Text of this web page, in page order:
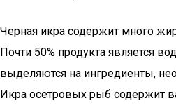
Черная икра содержит много
Почти 50% продукта является
выделяются на ингредиенты,
Икра осетровых рыб содержит